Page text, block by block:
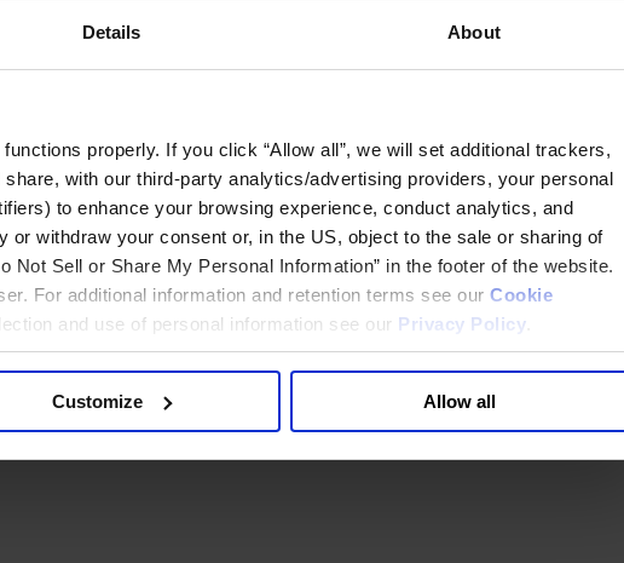
Details About
properly. If you click “Allow all”, we will set additional trackers,
with our third-party analytics/advertising providers, your personal
to enhance your browsing experience, conduct analytics, and
or withdraw your consent or, in the US, object to the sale or sharing of
Not Sell or Share My Personal Information” in the footer of the website.
For additional information and retention terms see our Cookie
and use of personal information see our Privacy Policy
Customize Allow all